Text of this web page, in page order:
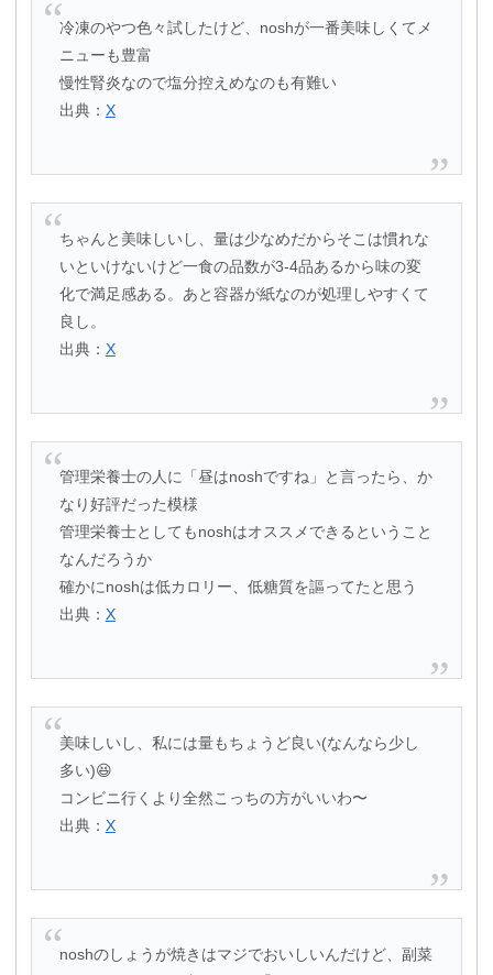
冷凍のやつ色々試したけど、noshが一番美味しくてメ
ニューも豊富
慢性腎炎なので塩分控えめなのも有難い
出典： X
ちゃんと美味しいし、量は少なめだからそこは慣れな
いといけないけど一食の品数が3-4品あるから味の変
化で満足感ある。あと容器が紙なのが処理しやすくて
良し。
出典： X
管理栄養士の人に「昼はnoshですね」と言ったら、か
なり好評だった模様
管理栄養士としてもnoshはオススメできるということ
なんだろうか
確かにnoshは低カロリー、低糖質を謳ってたと思う
出典： X
美味しいし、私には量もちょうど良い(なんなら少し
多い)😆
コンビニ行くより全然こっちの方がいいわ〜
出典： X
noshのしょうが焼きはマジでおいしいんだけど、副菜